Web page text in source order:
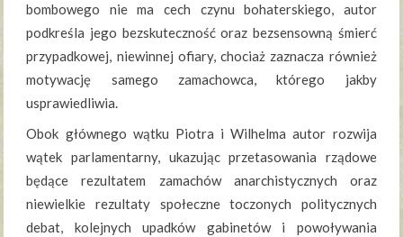
bombowego nie ma cech czynu bohaterskiego, autor
podkreśla jego bezskuteczność oraz bezsensowną śmierć
przypadkowej, niewinnej ofiary, chociaż zaznacza również
motywację samego zamachowca, którego jakby
usprawiedliwia.
Obok głównego wątku Piotra i Wilhelma autor rozwija
wątek parlamentarny, ukazując przetasowania rządowe
będące rezultatem zamachów anarchistycznych oraz
niewielkie rezultaty społeczne toczonych politycznych
debat, kolejnych upadków gabinetów i powoływania